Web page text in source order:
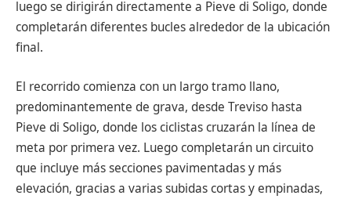
luego se dirigirán directamente a Pieve di Soligo, donde
completarán diferentes bucles alrededor de la ubicación
final.
El recorrido comienza con un largo tramo llano,
predominantemente de grava, desde Treviso hasta
Pieve di Soligo, donde los ciclistas cruzarán la línea de
meta por primera vez. Luego completarán un circuito
que incluye más secciones pavimentadas y más
elevación, gracias a varias subidas cortas y empinadas,